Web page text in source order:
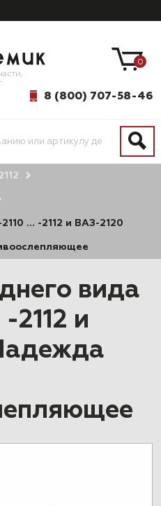
8 (800) 707-58-46
0
… -2112 и ВАЗ-2120
вида
2112 и